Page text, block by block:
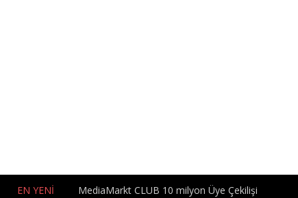
EN YENİ MediaMarkt CLUB 10 milyon Üye Çekilişi